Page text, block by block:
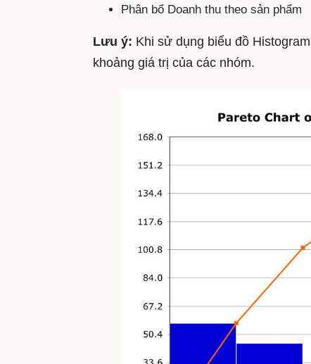
Phân bổ Doanh thu theo sản phẩm
Lưu ý: Khi sử dụng biểu đồ
khoảng giá trị của các nhóm.